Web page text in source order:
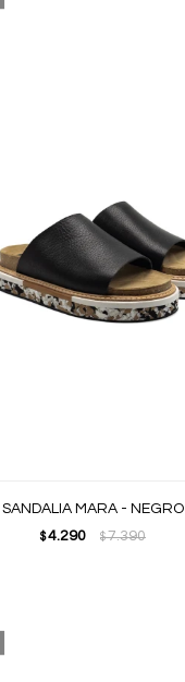
SANDALIA MARA - NEGRO
$ 4.290 $7.390